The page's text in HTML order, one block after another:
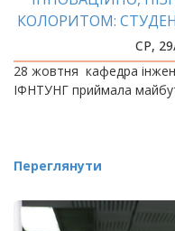
КОЛОРИТОМ:
СР,
28 жовтня кафедра
ІФНТУНГ приймала
Переглянути